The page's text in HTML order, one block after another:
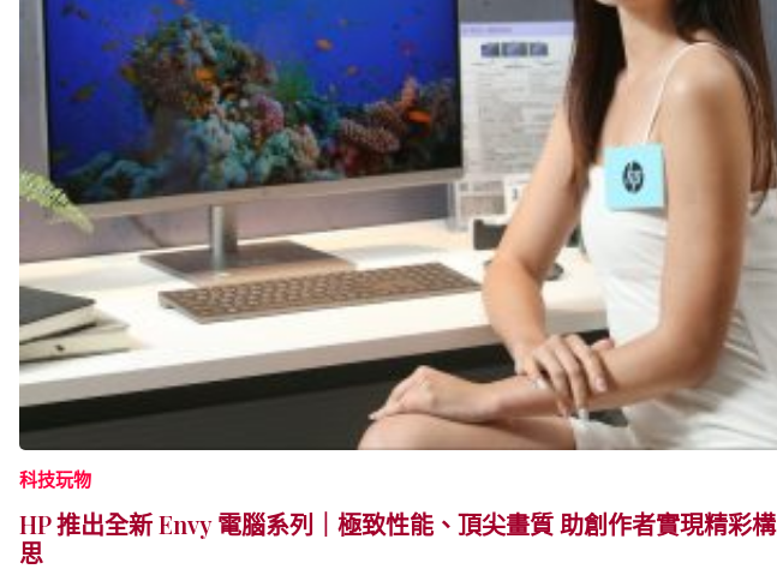
科技玩物
HP 推出全新 Envy 電腦系列｜極致性能、頂尖畫質 助創作者實現精彩構
思